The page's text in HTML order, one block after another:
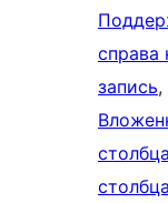
справа
запись,
столбца
столбца